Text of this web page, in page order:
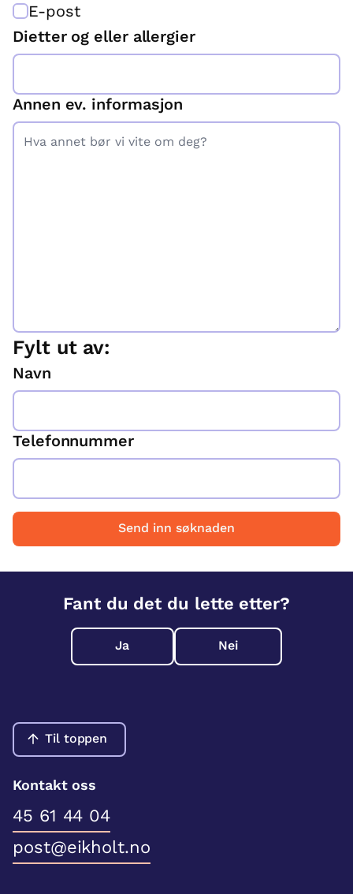
E-post
Dietter og eller allergier
Annen ev. informasjon
Fylt ut av:
Navn
Telefonnummer
Send inn søknaden
Fant du det du lette etter?
Ja Nei
Til toppen
Kontakt oss
45 61 44 04
post@eikholt.no